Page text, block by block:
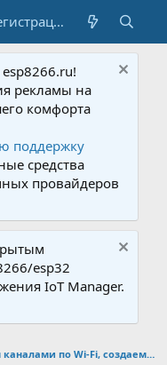
Регистрация
рекламы на
комфорта
поддержку
средства
провайдеров
esp32
IoT Manager.
Заливаем скетчи в ESP8266, управляем каналами по Wi-Fi, создаем свои сети.